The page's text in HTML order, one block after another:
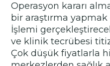
Operasyon kararı
bir araştırma yapmak
İşlemi
ve klinik tecrübesi
Çok düşük fiyatlarla